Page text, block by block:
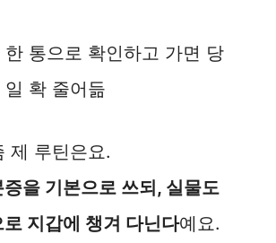
한 통으로 확인하고 가면 당
일 확 줄어듦
제 루틴은요.
을 기본으로 쓰되, 실물도
지갑에 챙겨 다닌다예요.